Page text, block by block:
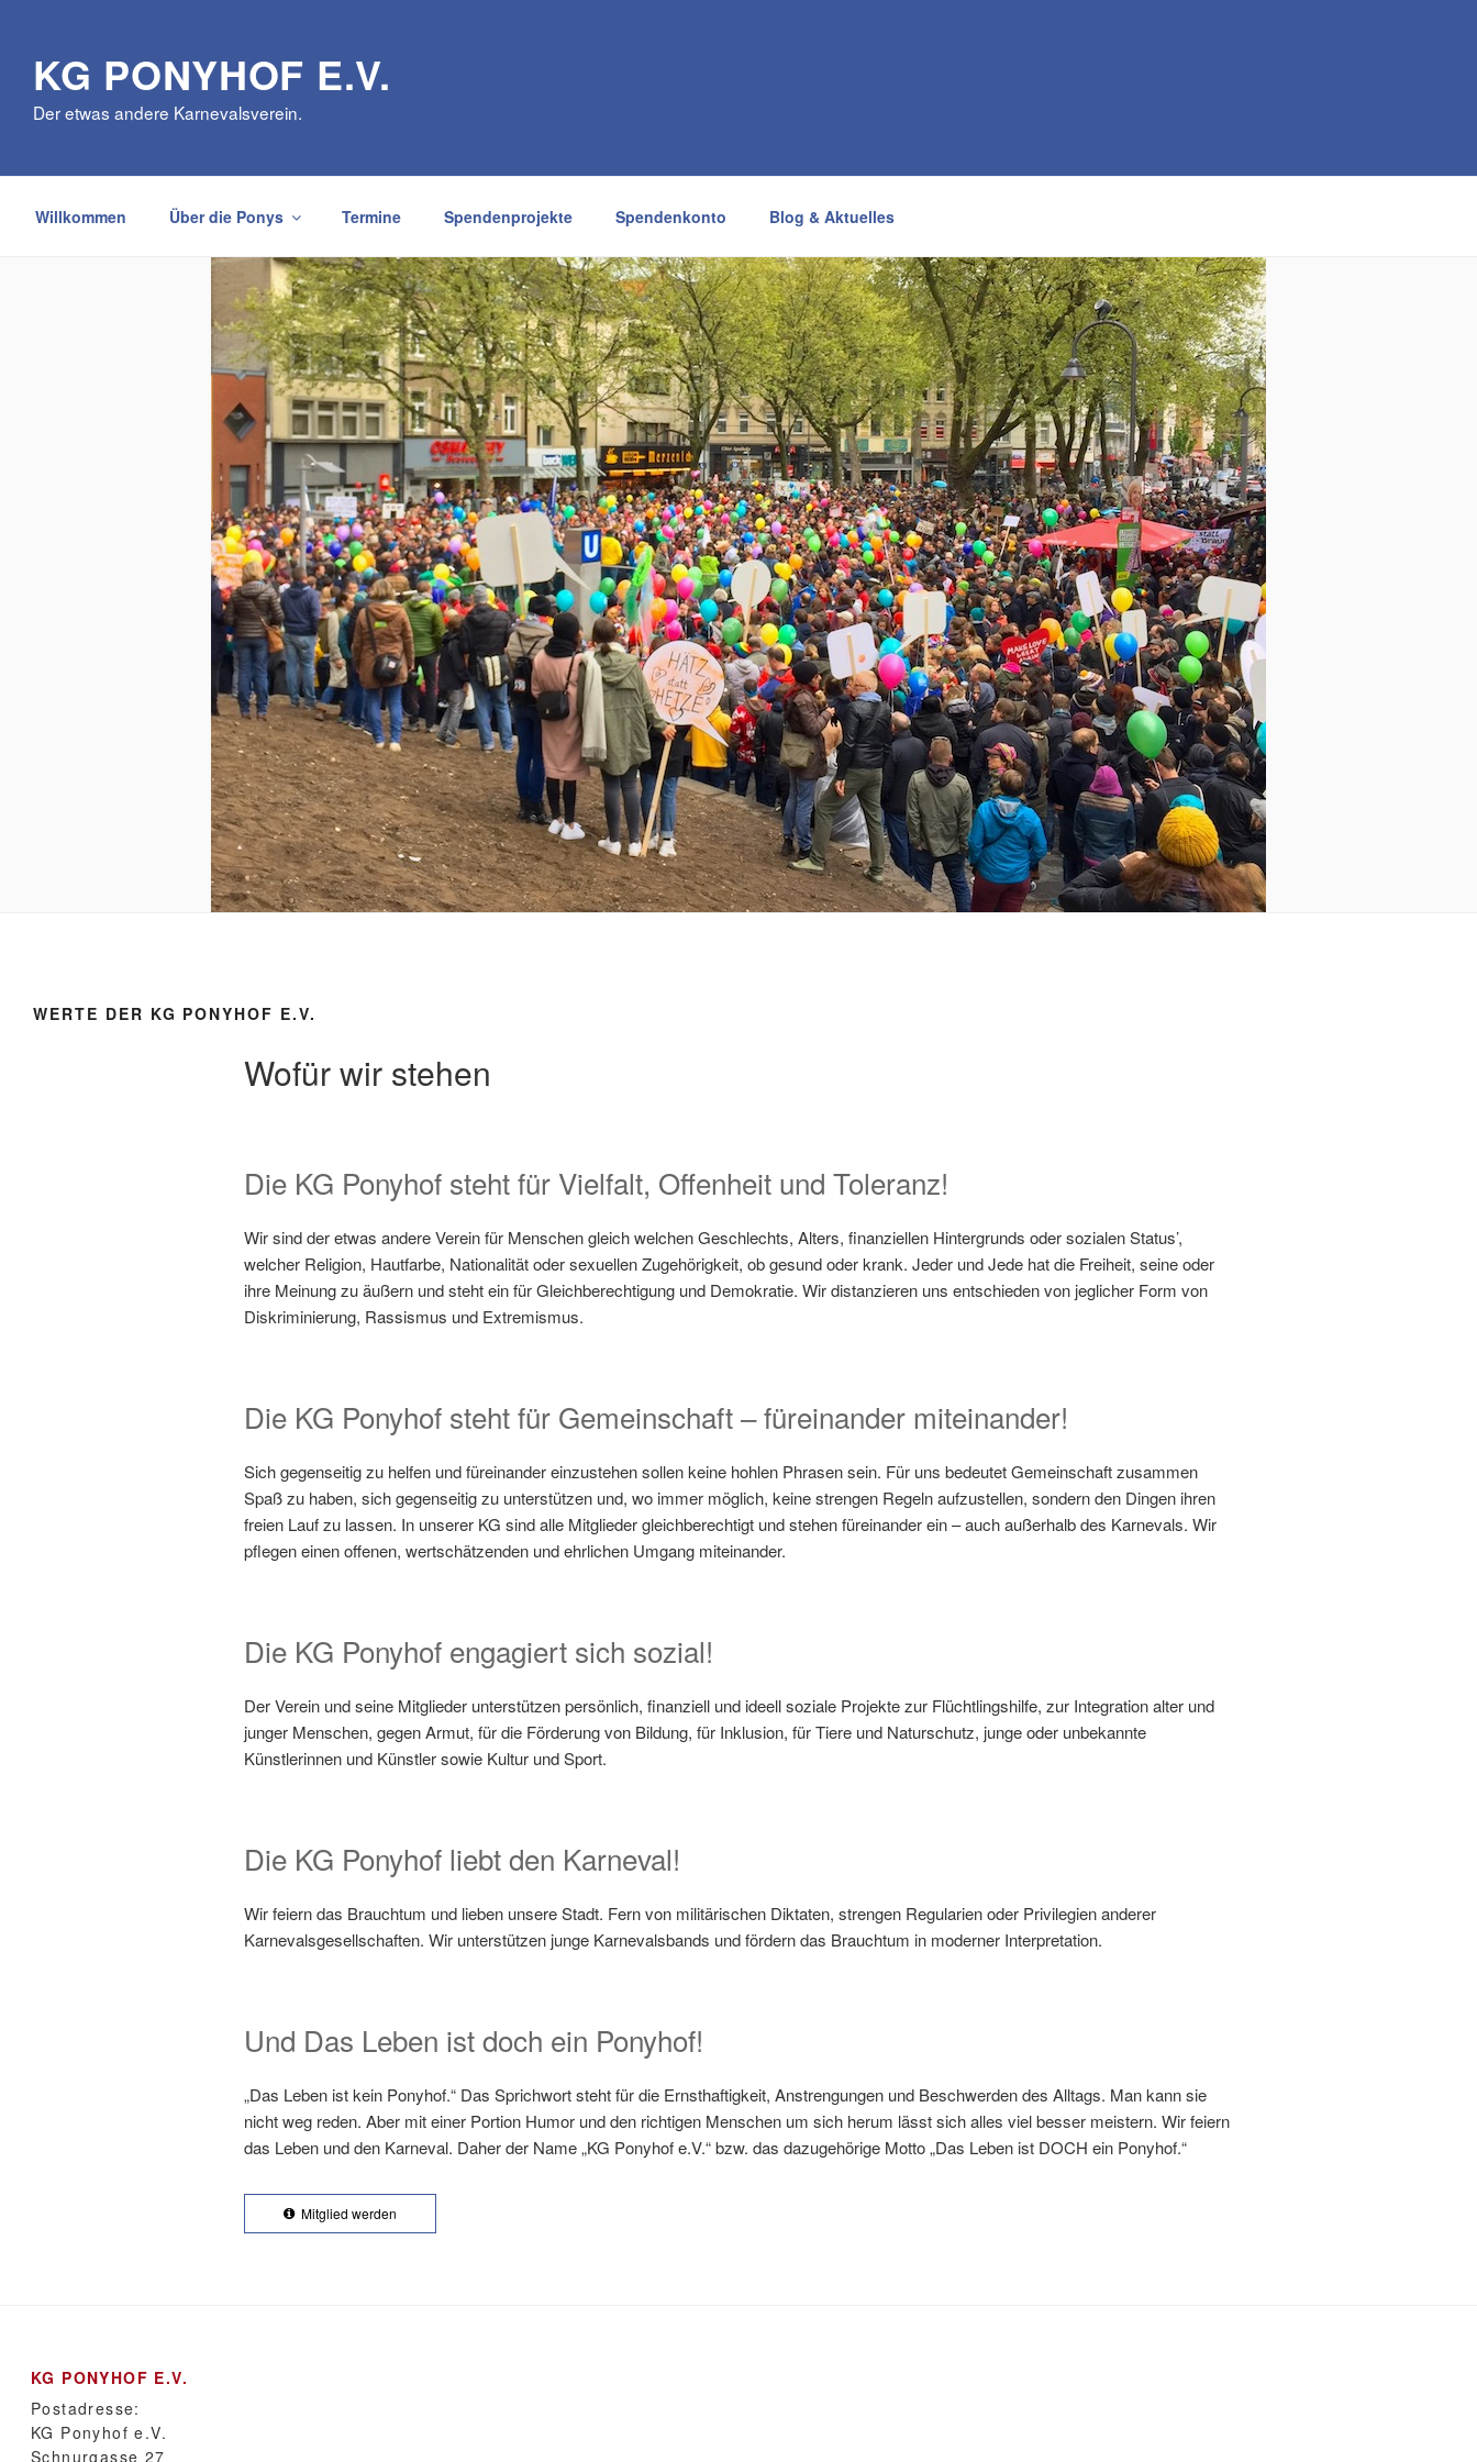
springenKG PONYHOF E.V.
Der etwas andere Karnevalsverein.
Willkommen Über die Ponys Termine Spendenprojekte Spendenkonto Blog & Aktuelles
WERTE DER KG PONYHOF E.V.
Wofür wir stehen
Die KG Ponyhof steht für Vielfalt, Offenheit und Toleranz!
Wir sind der etwas andere Verein für Menschen gleich welchen Geschlechts, Alters, finanziellen Hintergrunds oder sozialen Status’,
welcher Religion, Hautfarbe, Nationalität oder sexuellen Zugehörigkeit, ob gesund oder krank. Jeder und Jede hat die Freiheit, seine oder
ihre Meinung zu äußern und steht ein für Gleichberechtigung und Demokratie. Wir distanzieren uns entschieden von jeglicher Form von
Diskriminierung, Rassismus und Extremismus.
Die KG Ponyhof steht für Gemeinschaft – füreinander miteinander!
Sich gegenseitig zu helfen und füreinander einzustehen sollen keine hohlen Phrasen sein. Für uns bedeutet Gemeinschaft zusammen
Spaß zu haben, sich gegenseitig zu unterstützen und, wo immer möglich, keine strengen Regeln aufzustellen, sondern den Dingen ihren
freien Lauf zu lassen. In unserer KG sind alle Mitglieder gleichberechtigt und stehen füreinander ein – auch außerhalb des Karnevals. Wir
pflegen einen offenen, wertschätzenden und ehrlichen Umgang miteinander.
Die KG Ponyhof engagiert sich sozial!
Der Verein und seine Mitglieder unterstützen persönlich, finanziell und ideell soziale Projekte zur Flüchtlingshilfe, zur Integration alter und
junger Menschen, gegen Armut, für die Förderung von Bildung, für Inklusion, für Tiere und Naturschutz, junge oder unbekannte
Künstlerinnen und Künstler sowie Kultur und Sport.
Die KG Ponyhof liebt den Karneval!
Wir feiern das Brauchtum und lieben unsere Stadt. Fern von militärischen Diktaten, strengen Regularien oder Privilegien anderer
Karnevalsgesellschaften. Wir unterstützen junge Karnevalsbands und fördern das Brauchtum in moderner Interpretation.
Und Das Leben ist doch ein Ponyhof!
„Das Leben ist kein Ponyhof.“ Das Sprichwort steht für die Ernsthaftigkeit, Anstrengungen und Beschwerden des Alltags. Man kann sie
nicht weg reden. Aber mit einer Portion Humor und den richtigen Menschen um sich herum lässt sich alles viel besser meistern. Wir feiern
das Leben und den Karneval. Daher der Name „KG Ponyhof e.V.“ bzw. das dazugehörige Motto „Das Leben ist DOCH ein Ponyhof.“
Mitglied werden
KG PONYHOF E.V.
Postadresse:
KG Ponyhof e.V.
Schnurgasse 27